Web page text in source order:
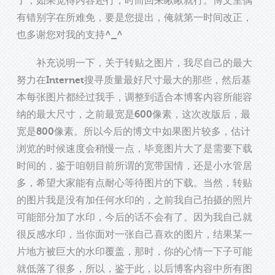
有错别字在所难免，要是您提出，俺就第一时间改正，
也多谢您对我的支持^_^
补充说明一下，关于转贴之图片，我尽自己的最大
努力在Internet搜寻质量最好尺寸最大的那些，然后基
本每张图片都经过我手，调整到适合本博客内容所能容
纳的最大尺寸，之前最宽是600像素，这次改版后，最
宽是800像素。所以今后的博文中如果图片较多，估计
浏览的时候速度会稍慢一点，毕竟图片大了是需要下载
时间的，鉴于咱朝目前所谓的宽带国情，还是小水管居
多，希望大家能有点耐心等待图片的下载。当然，转贴
的图片我是没有加任何水印的，之前我自己拍摄的照片
可能部分加了水印，今后的话不会有了。因为我自己就
很反感水印，当你面对一张自己喜欢的图片，结果某一
片地方被巨大的水印覆盖，那时，你的心情一下子可能
就低落了很多，所以，鉴于此，以后博客内容中所有图